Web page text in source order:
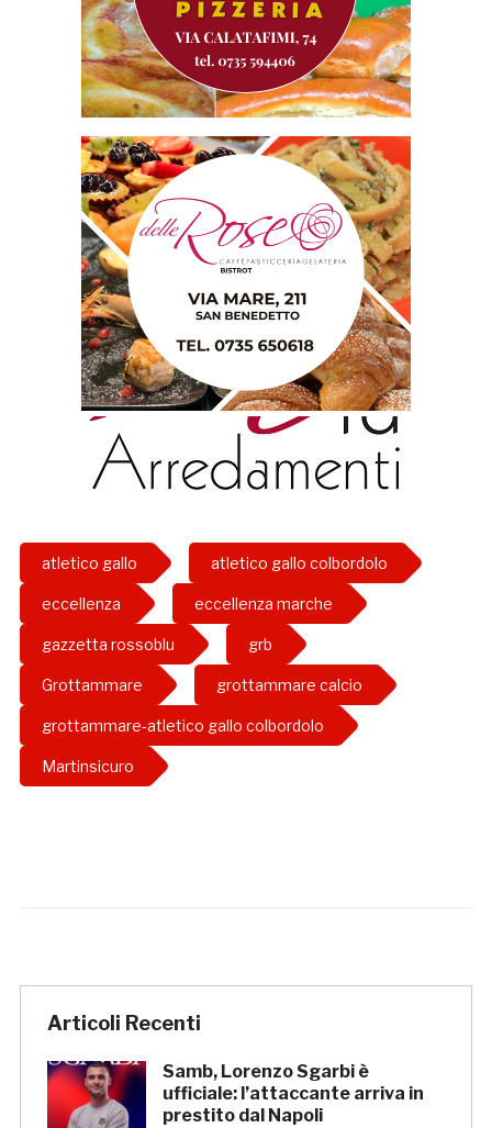
atletico gallo atletico gallo colbordolo
eccellenza eccellenza marche
gazzetta rossoblu grb
Grottammare grottammare calcio
grottammare-atletico gallo colbordolo
Martinsicuro
Articoli Recenti
Samb, Lorenzo Sgarbi è
ufficiale: l’attaccante arriva in
prestito dal Napoli